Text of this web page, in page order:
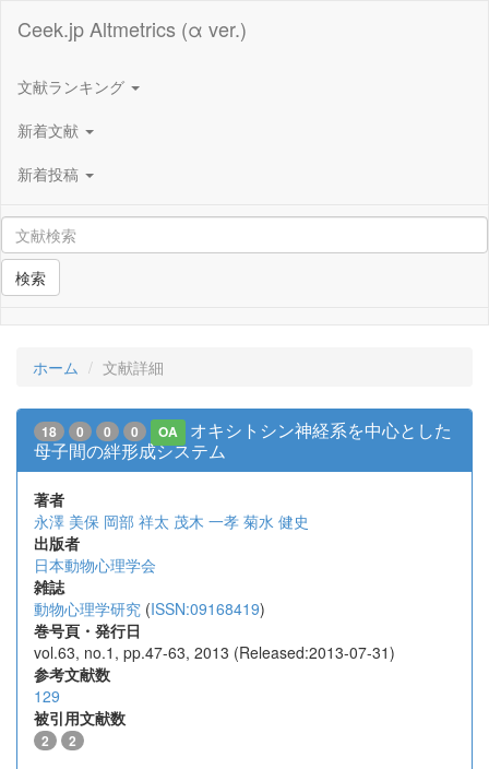
Ceek.jp Altmetrics (α ver.)
文献ランキング
新着文献
新着投稿
検索
ホーム 文献詳細
18 0 0 0 OA
オキシトシン神経系を中心とした
母子間の絆形成システム
著者
永澤 美保 岡部 祥太 茂木 一孝 菊水 健史
出版者
日本動物心理学会
雑誌
動物心理学研究 (ISSN:09168419)
巻号頁・発行日
vol.63, no.1, pp.47-63, 2013 (Released:2013-07-31)
参考文献数
129
被引用文献数
2 2